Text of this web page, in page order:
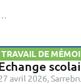
TRAVAIL DE
avril 2026,